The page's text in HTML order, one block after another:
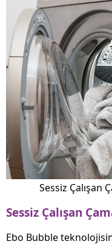
Sessiz Çalışan
Sessiz Çalışan
Ebo Bubble